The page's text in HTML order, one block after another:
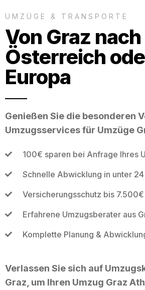
UMZÜGE & TRANSPORTE
Von Graz nach
Österreich
Europa
Genießen Sie die besonderen
Umzugsservices für Umzüge
100€ sparen bei Anfrage Ihres
Schnelle Abwicklung in unter
Versicherungsschutz bis
Erfahrene Umzugsberater aus
Komplette Planung &
Verlassen Sie sich auf
Graz, um Ihren Umzug Graz